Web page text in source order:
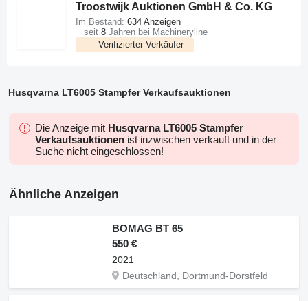
Troostwijk Auktionen GmbH & Co. KG
Verifizierter Verkäufer
Im Bestand: 634 Anzeigen
seit 8 Jahren bei Machineryline
Husqvarna LT6005 Stampfer Verkaufsauktionen
Die Anzeige mit Husqvarna LT6005 Stampfer
Verkaufsauktionen ist inzwischen verkauft und in der
Suche nicht eingeschlossen!
Ähnliche Anzeigen
BOMAG BT 65
550 €
2021
Deutschland, Dortmund-Dorstfeld